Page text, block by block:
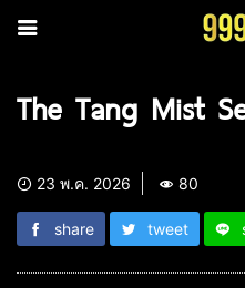
The Tang Mist
23 พ.ค. 2026 80
share tweet